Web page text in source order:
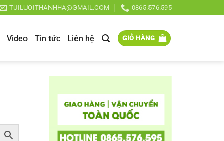
TUILUOITHANHHA@GMAIL.COM 0865.576.595
Video Tin tức Liên hệ GIỎ HÀNG